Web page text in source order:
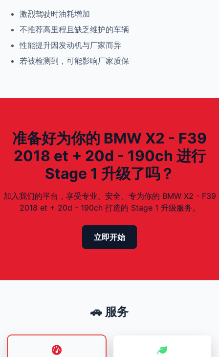
激烈驾驶时油耗增加
不推荐高里程且缺乏维护的车辆
性能提升因发动机与厂家而异
若被检测到，可能影响厂家质保
准备好为你的 BMW X2 - F39
2018 et + 20d - 190ch 进行
Stage 1 升级了吗？
加入我们的平台，享受专业、安全、专为你的 BMW X2 - F39
2018 et + 20d - 190ch 打造的 Stage 1 升级服务。
立即开始
🚗 服务